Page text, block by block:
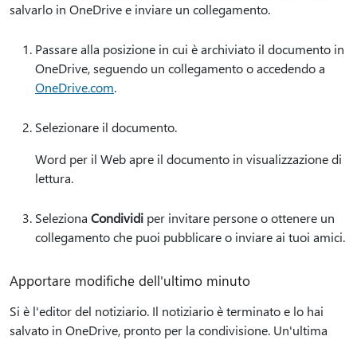
salvarlo in OneDrive e inviare un collegamento.
Passare alla posizione in cui è archiviato il documento in
OneDrive, seguendo un collegamento o accedendo a
OneDrive.com.
Selezionare il documento.
Word per il Web apre il documento in visualizzazione di
lettura.
Seleziona Condividi per invitare persone o ottenere un
collegamento che puoi pubblicare o inviare ai tuoi amici.
Apportare modifiche dell'ultimo minuto
Si è l'editor del notiziario. Il notiziario è terminato e lo hai
salvato in OneDrive, pronto per la condivisione. Un'ultima